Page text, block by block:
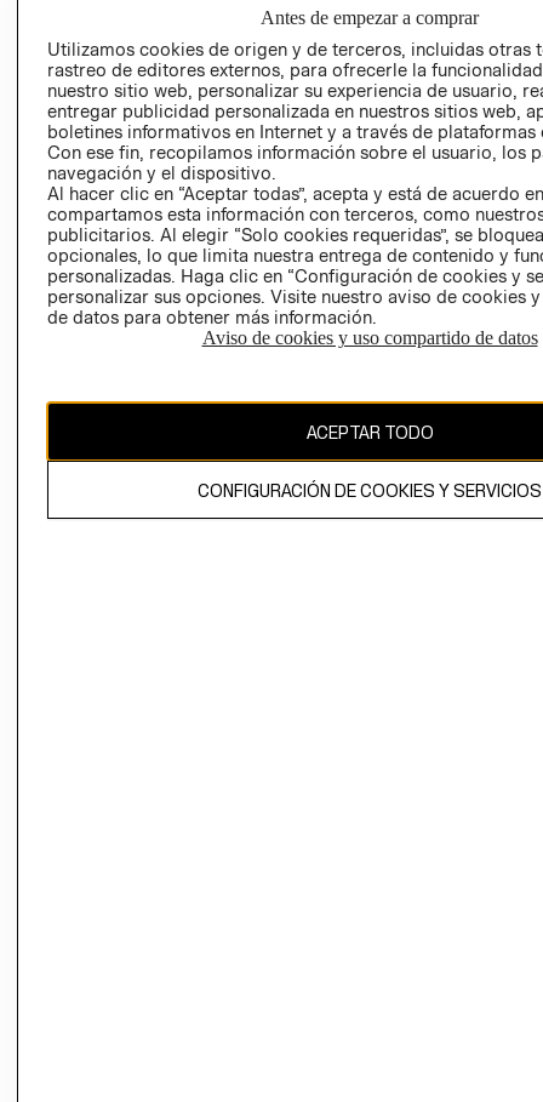
PROGRAMA DE
TRANSPARENCIA
Y ÉTICA
(ESPAÑOL)
PROGRAMA DE
TRANSPARENCIA
Y ÉTICA (INGLÉS)
GIFT CARD
AVISO DE
DE INDUSTRIA Y
COMERCIO - SIC
PETICIONES
QUEJAS Y
RECLAMOS
Colombia ($)
Antes de empezar a comprar
Utilizamos cookies de origen y de terceros, incluidas otras
rastreo de editores externos, para ofrecerle la
nuestro sitio web, personalizar su experiencia de usuario,
entregar publicidad personalizada en nuestros sitios web,
boletines informativos en Internet y a través de plataformas
Con ese fin, recopilamos información sobre el usuario, los
navegación y el dispositivo.
Al hacer clic en “Aceptar todas”, acepta y está de acuerdo
compartamos esta información con terceros, como
publicitarios. Al elegir “Solo cookies requeridas”, se
opcionales, lo que limita nuestra entrega de contenido y
personalizadas. Haga clic en “Configuración de cookies y
personalizar sus opciones. Visite nuestro aviso de cookies
de datos para obtener más información.
Aviso de cookies y uso compartido de datos
ACEPTAR TODO
CONFIGURACIÓN DE COOKIES Y SERVICIOS